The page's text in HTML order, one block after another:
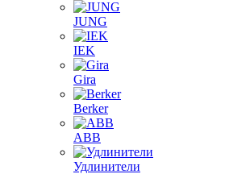
JUNG
IEK
Gira
Berker
ABB
Удлинители